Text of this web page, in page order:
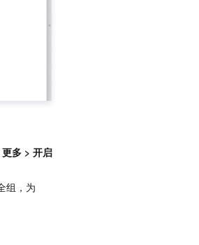
多 > 开启
组，为